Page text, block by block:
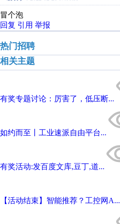
冒个泡
回复 引用 举报
热门招聘
相关主题
有奖专题讨论：厉害了，低压断...
如约而至丨工业速派自由平台...
有奖活动:发百度文库,豆丁,道...
【活动结束】智能推荐？工控网A...